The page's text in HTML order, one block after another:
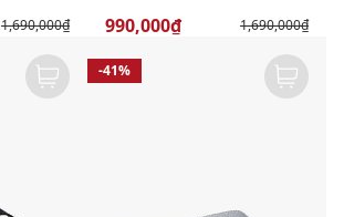
1,690,000₫ 990,000₫ 1,690,000₫
-41%